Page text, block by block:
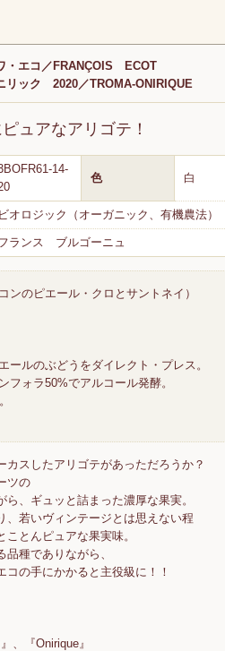
・エコ／FRANÇOIS ECOT
リック 2020／TROMA-ONIRIQUE
ュアなアリゴテ！
14-
色 白
ビオロジック（オーガニック、有機農法）
ランス ブルゴーニュ
ンのピエール・クロとサントネイ）
ールのぶどうをダイレクト・プレス。
フォラ50%でアルコール発酵。
カスしたアリゴテがあっただろうか？
ツの
ら、ギュッと詰まった濃厚な果実。
、若いヴィンテージとは思えない程
とんピュアな果実味。
種でありながら、
コの手にかかると主役級に！！
、『Onirique』